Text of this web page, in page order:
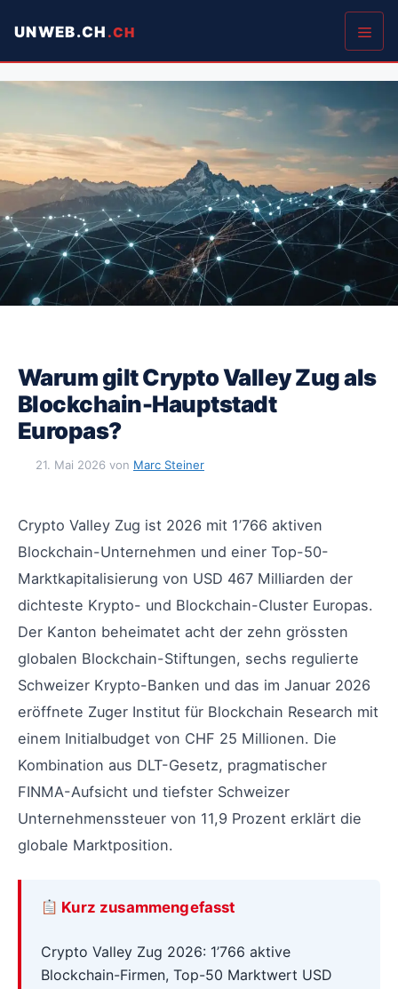
zumUNWEB.CH
Menü
Warum gilt Crypto Valley Zug als
Blockchain-Hauptstadt
Europas?
21. Mai 2026 von Marc Steiner
Crypto Valley Zug ist 2026 mit 1’766 aktiven
Blockchain-Unternehmen und einer Top-50-
Marktkapitalisierung von USD 467 Milliarden der
dichteste Krypto- und Blockchain-Cluster Europas.
Der Kanton beheimatet acht der zehn grössten
globalen Blockchain-Stiftungen, sechs regulierte
Schweizer Krypto-Banken und das im Januar 2026
eröffnete Zuger Institut für Blockchain Research mit
einem Initialbudget von CHF 25 Millionen. Die
Kombination aus DLT-Gesetz, pragmatischer
FINMA-Aufsicht und tiefster Schweizer
Unternehmenssteuer von 11,9 Prozent erklärt die
globale Marktposition.
Kurz zusammengefasst
Crypto Valley Zug 2026: 1’766 aktive
Blockchain-Firmen, Top-50 Marktwert USD